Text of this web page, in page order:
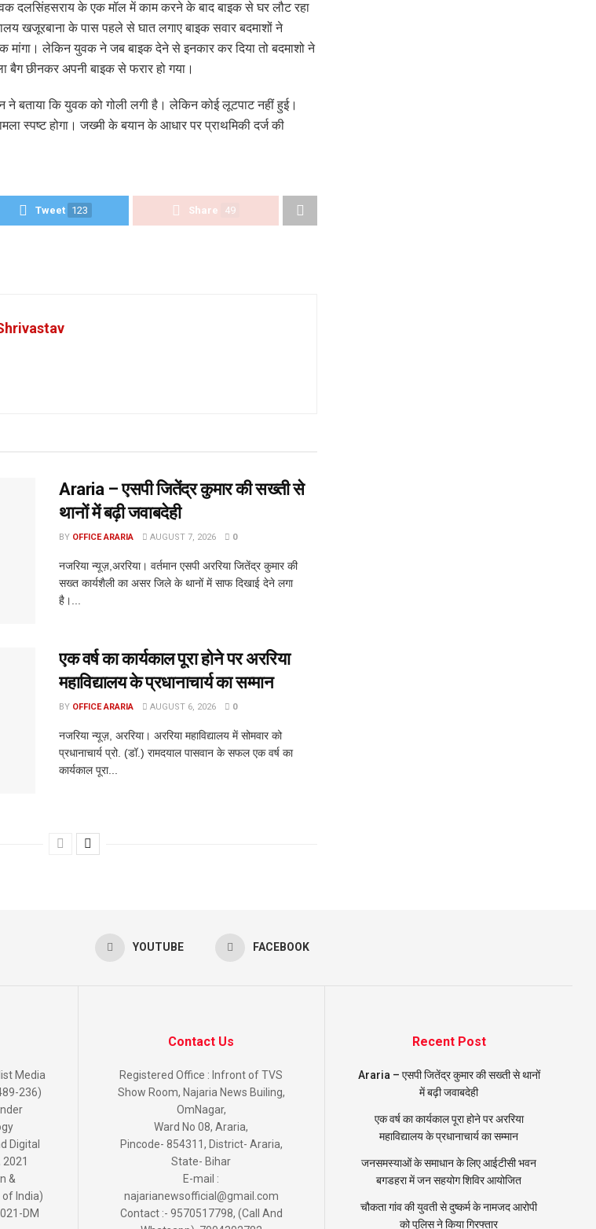
दलसिंहसराय के एक मॉल में काम करने के बाद बाइक से घर लौट रहा
खजूरबाना के पास पहले से घात लगाए बाइक सवार बदमाशों ने
मांगा। लेकिन युवक ने जब बाइक देने से इनकार कर दिया तो बदमाशो ने
बैग छीनकर अपनी बाइक से फरार हो गया।
ने बताया कि युवक को गोली लगी है। लेकिन कोई लूटपाट नहीं हुई।
स्पष्ट होगा। जख्मी के बयान के आधार पर प्राथमिकी दर्ज की
Tweet 123 Share 49
Araria – एसपी जितेंद्र कुमार की सख्ती से
थानों में बढ़ी जवाबदेही
BY OFFICE ARARIA AUGUST 7, 2026 0
नजरिया न्यूज़,अररिया। वर्तमान एसपी अररिया जितेंद्र कुमार की
सख्त कार्यशैली का असर जिले के थानों में साफ दिखाई देने लगा
है।...
एक वर्ष का कार्यकाल पूरा होने पर अररिया
महाविद्यालय के प्रधानाचार्य का सम्मान
BY OFFICE ARARIA AUGUST 6, 2026 0
नजरिया न्यूज़, अररिया। अररिया महाविद्यालय में सोमवार को
प्रधानाचार्य प्रो. (डॉ.) रामदयाल पासवान के सफल एक वर्ष का
कार्यकाल पूरा...
YOUTUBE FACEBOOK
Media
236)
Digital
&
India)
DM
Contact Us
Registered Office : Infront of TVS
Show Room, Najaria News Builing,
OmNagar,
Ward No 08, Araria,
Pincode- 854311, District- Araria,
State- Bihar
E-mail :
najarianewsofficial@gmail.com
Contact :- 9570517798, (Call And
Recent Post
Araria – एसपी जितेंद्र कुमार की सख्ती से थानों
में बढ़ी जवाबदेही
एक वर्ष का कार्यकाल पूरा होने पर अररिया
महाविद्यालय के प्रधानाचार्य का सम्मान
जनसमस्याओं के समाधान के लिए आईटीसी भवन
बगडहरा में जन सहयोग शिविर आयोजित
चौकता गांव की युवती से दुष्कर्म के नामजद आरोपी
को पुलिस ने किया गिरफ्तार